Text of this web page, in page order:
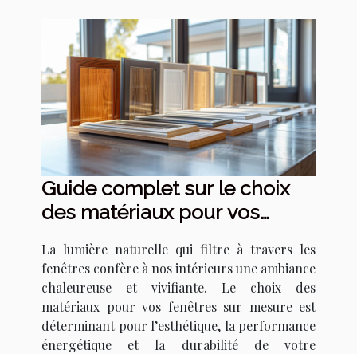
Guide complet sur le choix
des matériaux pour vos
La lumière naturelle qui filtre à travers les
fenêtres confère à nos intérieurs une ambiance
chaleureuse et vivifiante. Le choix des
matériaux pour vos fenêtres sur mesure est
déterminant pour l’esthétique, la performance
énergétique et la durabilité de votre